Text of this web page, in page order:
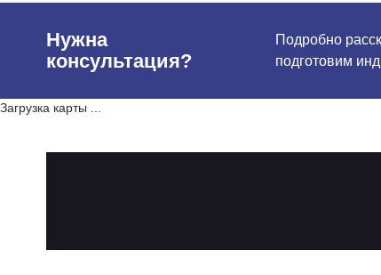
Нужна
консультация?
Подробно
подготовим
Загрузка карты ...